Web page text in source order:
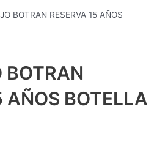
BOTRAN RESERVA 15 AÑOS
BOTRAN
AÑOS BOTELLA